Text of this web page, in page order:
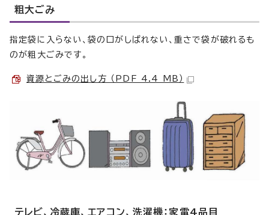
粗大ごみ
指定袋に入らない、袋の口がしばれない、重さで袋が破れるも
のが粗大ごみです。
資源とごみの出し方 （PDF 4.4 MB）
テレビ、冷蔵庫、エアコン、洗濯機：家電4品目